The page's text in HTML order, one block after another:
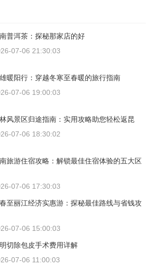
普洱茶：探秘那家店的好
07-06 21:30:03
暖阳行：穿越冬寒至春暖的旅行指南
07-06 19:00:03
风景区归途指南：实用攻略助您轻松返昆
07-06 18:30:02
旅游住宿攻略：解锁最佳住宿体验的五大区
07-06 17:30:03
至丽江经济实惠游：探秘最佳路线与省钱攻
07-06 15:00:03
切除包皮手术费用详解
07-06 11:00:03